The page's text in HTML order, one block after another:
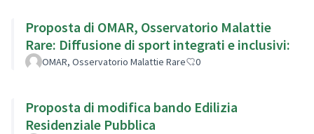
Proposta di OMAR, Osservatorio Malattie
Rare: Diffusione di sport integrati e inclusivi:
OMAR, Osservatorio Malattie Rare 0
Proposta di modifica bando Edilizia
Residenziale Pubblica